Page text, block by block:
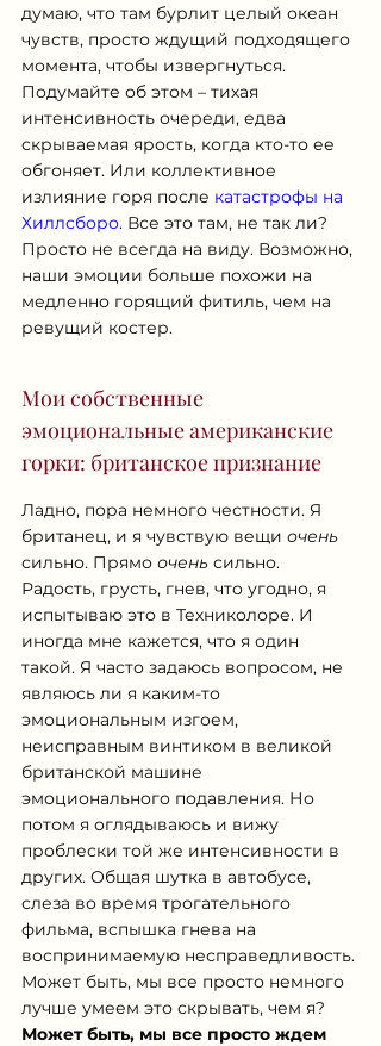
думаю, что там бурлит целый океан
чувств, просто ждущий подходящего
момента, чтобы извергнуться.
Подумайте об этом – тихая
интенсивность очереди, едва
скрываемая ярость, когда кто-то ее
обгоняет. Или коллективное
излияние горя после катастрофы на
Хиллсборо. Все это там, не так ли?
Просто не всегда на виду. Возможно,
наши эмоции больше похожи на
медленно горящий фитиль, чем на
ревущий костер.
Мои собственные
эмоциональные американские
горки: британское признание
Ладно, пора немного честности. Я
британец, и я чувствую вещи очень
сильно. Прямо очень сильно.
Радость, грусть, гнев, что угодно, я
испытываю это в Техниколоре. И
иногда мне кажется, что я один
такой. Я часто задаюсь вопросом, не
являюсь ли я каким-то
эмоциональным изгоем,
неисправным винтиком в великой
британской машине
эмоционального подавления. Но
потом я оглядываюсь и вижу
проблески той же интенсивности в
других. Общая шутка в автобусе,
слеза во время трогательного
фильма, вспышка гнева на
воспринимаемую несправедливость.
Может быть, мы все просто немного
лучше умеем это скрывать, чем я?
Может быть, мы все просто ждем